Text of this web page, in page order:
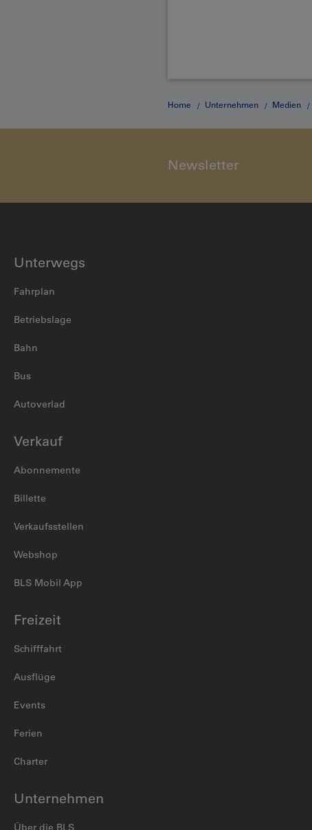
Home Unternehmen Medien
Newsletter
Unterwegs
Fahrplan
Betriebslage
Bahn
Bus
Autoverlad
Verkauf
Abonnemente
Billette
Verkaufsstellen
Webshop
BLS Mobil App
Freizeit
Schifffahrt
Ausflüge
Events
Ferien
Charter
Unternehmen
Über die BLS